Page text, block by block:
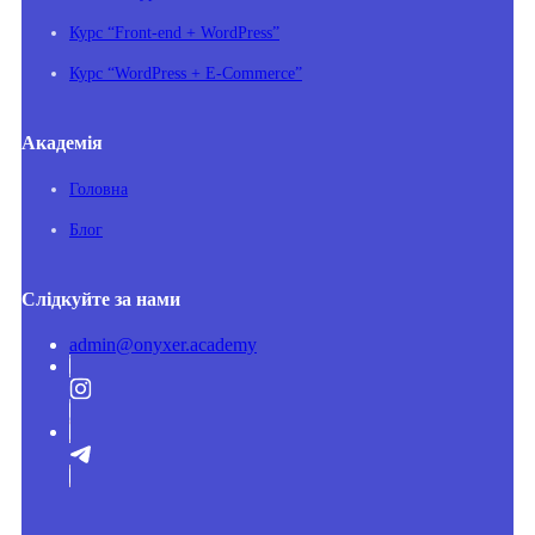
Курс “Front-end + WordPress”
Курс “WordPress + E-Commerce”
Академія
Головна
Блог
Слідкуйте за нами
admin@onyxer.academy